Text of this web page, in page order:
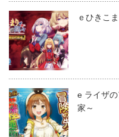
ｅひきこ
e ライザ
家～